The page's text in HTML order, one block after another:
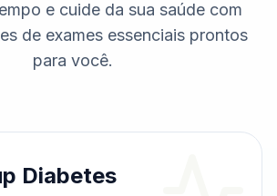
e cuide da sua saúde com
de exames essenciais prontos
para você.
Diabetes